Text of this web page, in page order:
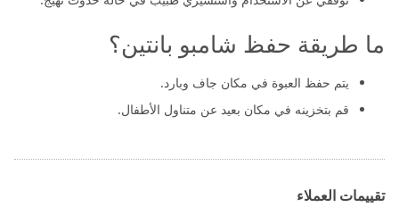
ما طريقة حفظ شامبو بانتين؟
يتم حفظ العبوة في مكان جاف وبارد.
قم بتخزينه في مكان بعيد عن متناول الأطفال.
تقييمات العملاء